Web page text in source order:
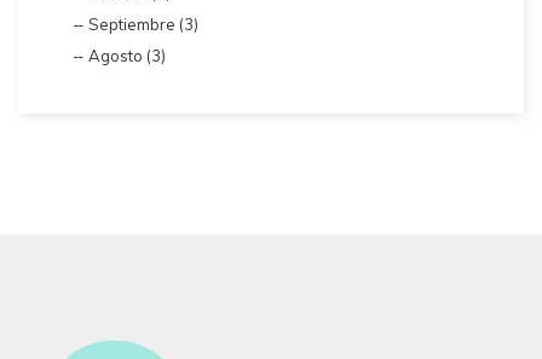
Septiembre (3)
Agosto (3)